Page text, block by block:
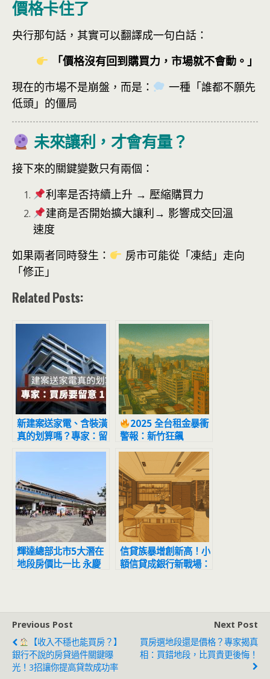
價格卡住了
央行那句話，其實可以翻譯成一句白話：
「價格沒有回到購買力，市場就不會動。」
現在的市場不是崩盤，而是：
一種「誰都不願先
低頭」的僵局
未來讓利，才會有量？
接下來的關鍵變數只有兩個：
利率是否持續上升 → 壓縮購買力
建商是否開始擴大讓利→ 影響成交回溫
速度
如果兩者同時發生：
房市可能從「凍結」走向
「修正」
Related Posts:
新建案送家電、含裝潢
真的划算嗎？專家：留
意 1 關鍵
2025 全台租金暴衝
警報：新竹狂飆
21.3% 居冠，北台灣
租屋族全面吃緊
輝達總部北市5大潛在
地段房價比一比 永慶
信貸族暴增創新高！小
額信貸成銀行新戰場：
Previous Post
【收入不穩也能買房？】
銀行不說的房貸過件關鍵曝
光！3招讓你提高貸款成功率
Next Post
買房選地段還是價格？專家揭真
相：買錯地段，比買貴更後悔！